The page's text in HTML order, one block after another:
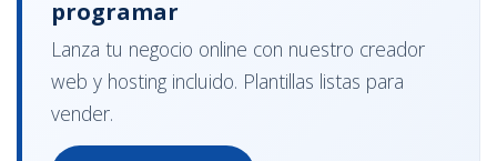
programar
Lanza tu negocio online con nuestro creador
web y hosting incluido. Plantillas listas para
vender.